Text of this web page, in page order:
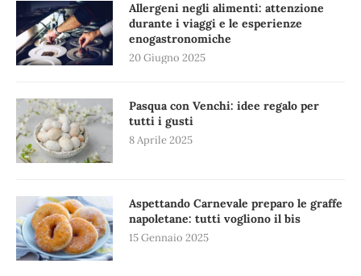
Allergeni negli alimenti: attenzione
durante i viaggi e le esperienze
enogastronomiche
20 Giugno 2025
Pasqua con Venchi: idee regalo per
tutti i gusti
8 Aprile 2025
Aspettando Carnevale preparo le graffe
napoletane: tutti vogliono il bis
15 Gennaio 2025